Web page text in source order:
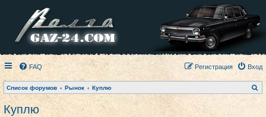
FAQ Вход
Регистрация
Список форумов Рынок Куплю
о
Куплю